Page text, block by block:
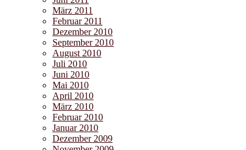
März 2011
Februar 2011
Dezember 2010
September 2010
August 2010
Juli 2010
Juni 2010
Mai 2010
April 2010
März 2010
Februar 2010
Januar 2010
Dezember 2009